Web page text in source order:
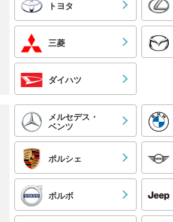
トヨタ
三菱
ダイハツ
メルセデス・
ベンツ
ポルシェ
ボルボ